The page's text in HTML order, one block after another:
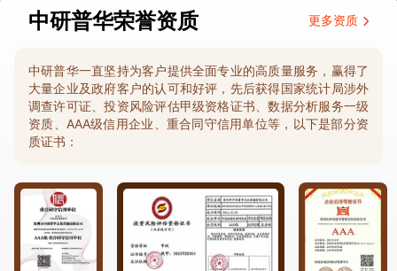
中研普华荣誉资质 更多资质
中研普华一直坚持为客户提供全面专业的高质量服务，赢得了
大量企业及政府客户的认可和好评，先后获得国家统计局涉外
调查许可证、投资风险评估甲级资格证书、数据分析服务一级
资质、AAA级信用企业、重合同守信用单位等，以下是部分资
质证书：